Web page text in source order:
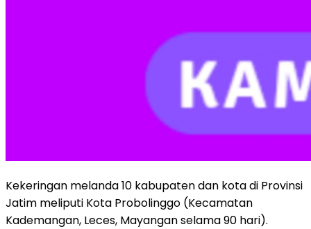
Kekeringan melanda 10 kabupaten dan kota di Provinsi
Jatim meliputi Kota Probolinggo (Kecamatan
Kademangan, Leces, Mayangan selama 90 hari).